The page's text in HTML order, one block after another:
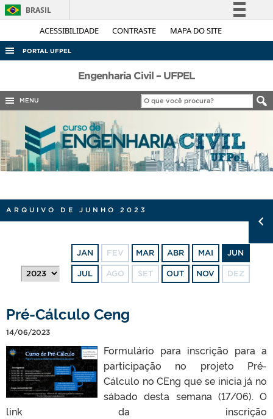
ACESSIBILIDADE CONTRASTE MAPA DO SITE
BRASIL
Simplifique!
Legislação
PORTAL UFPEL
ACESSO À INFORMAÇÃO
AUDITORIA
CONCURSOS
EDITAIS
Engenharia Civil – UFPEL
MENU
ARQUIVO DE JUNHO 2023
JAN FEV MAR ABR MAI JUN
JUL AGO SET OUT NOV DEZ
Pré-Cálculo Ceng
14/06/2023
Formulário para inscrição para a
participação no projeto Pré-
Cálculo no CEng que se inicia já no
sábado desta semana (17/06). O
link da inscrição